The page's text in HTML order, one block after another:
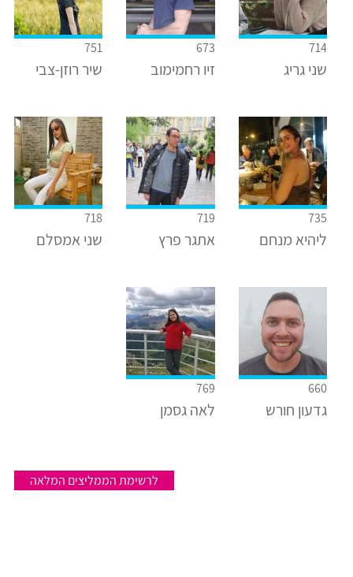
714
שני גריג
673
זיו רחמימוב
751
שיר רוזן-צבי
735
ליהיא מנחם
719
אתגר פרץ
718
שני אמסלם
660
גדעון חורש
769
לאה גסמן
לרשימת הממליצים המלאה